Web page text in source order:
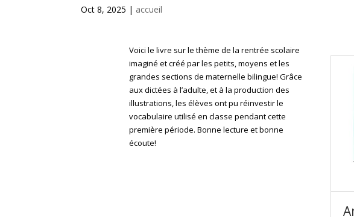
Oct 8, 2025 | accueil
Voici le livre sur le thème de la rentrée scolaire
imaginé et créé par les petits, moyens et les
grandes sections de maternelle bilingue! Grâce
aux dictées à l’adulte, et à la production des
illustrations, les élèves ont pu réinvestir le
vocabulaire utilisé en classe pendant cette
première période. Bonne lecture et bonne
écoute!